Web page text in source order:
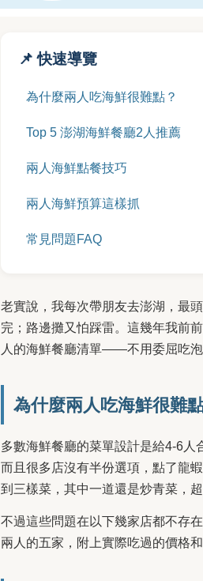
📌 快速導覽
為什麼兩人吃海鮮很難點？
Top 5 澎湖海鮮餐廳2人推薦
兩人海鮮點餐技巧
兩人海鮮預算這樣抓
常見問題FAQ
老實說，我每次帶朋友去澎湖，最
完；路邊攤又怕踩雷。這幾年我前
人的海鮮餐廳清單——不用委屈吃泡
為什麼兩人吃海鮮很難
多數海鮮餐廳的菜單設計是給4-6人
而且很多店沒有半份選項，點了龍
到三樣菜，其中一道還是炒青菜，超
不過這些問題在以下幾家店都不存
兩人的五家，附上實際吃過的價格和